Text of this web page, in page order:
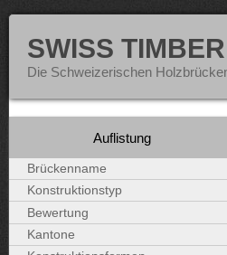
SWISS
Die Schweizerischen
Auflistung
Brückenname
Konstruktionstyp
Bewertung
Kantone